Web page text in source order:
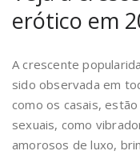
erótico em
A crescente
sido observada em
como os casais,
sexuais, como
amorosos de luxo,